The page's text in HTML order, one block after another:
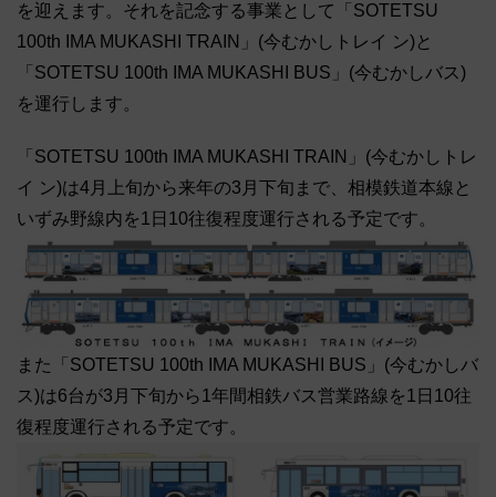
を迎えます。それを記念する事業として「SOTETSU
100th IMA MUKASHI TRAIN」(今むかしトレイ ン)と
「SOTETSU 100th IMA MUKASHI BUS」(今むかしバス)
を運行します。
「SOTETSU 100th IMA MUKASHI TRAIN」(今むかしトレ
イ ン)は4月上旬から来年の3月下旬まで、相模鉄道本線と
いずみ野線内を1日10往復程度運行される予定です。
また「SOTETSU 100th IMA MUKASHI BUS」(今むかしバ
ス)は6台が3月下旬から1年間相鉄バス営業路線を1日10往
復程度運行される予定です。